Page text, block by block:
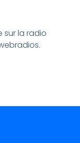
sur la radio